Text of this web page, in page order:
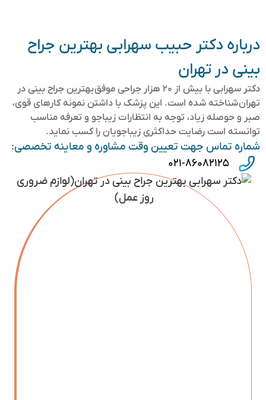
درباره دکتر حبیب سهرابی بهترین جراح
بینی در تهران
دکتر سهرابی با بیش از ۲۰ هزار جراحی موفق بهترین جراح بینی در
تهران شناخته شده است. این پزشک با داشتن نمونه کارهای قوی،
صبر و حوصله زیاد، توجه به انتظارات زیباجو و تعرفه مناسب
توانسته است رضایت حداکثری زیباجویان را کسب نماید.
شماره تماس جهت تعیین وقت مشاوره و معاینه تخصصی:
۰۲۱-۸۶۰۸۲۱۲۵